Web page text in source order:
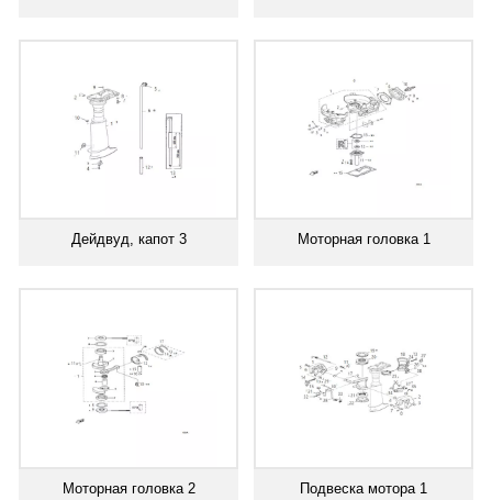
Дейдвуд, капот 3 Моторная головка 1
Моторная головка 2 Подвеска мотора 1